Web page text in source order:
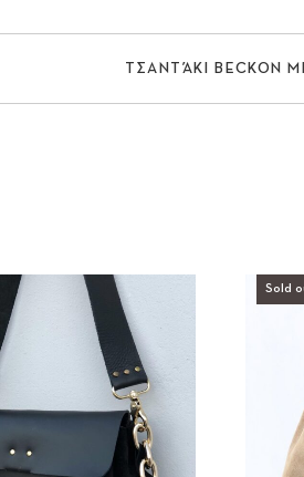
ΤΣΑΝΤΆΚΙ BECKON
Sold